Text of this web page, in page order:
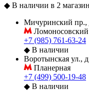
◆ В наличии в 2
Мичуринский пр.,
+7 (985) 761-63-24
◆ В наличии
Воротынская ул.,
Планерная
+7 (499) 500-19-48
◆ В наличии